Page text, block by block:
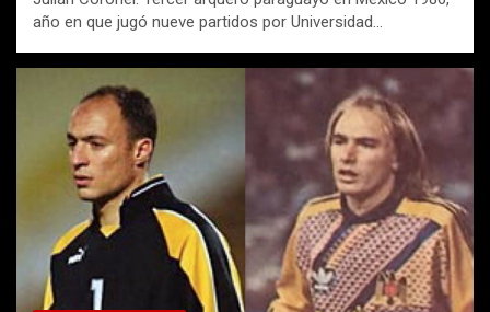
año en que jugó nueve partidos por Universidad…